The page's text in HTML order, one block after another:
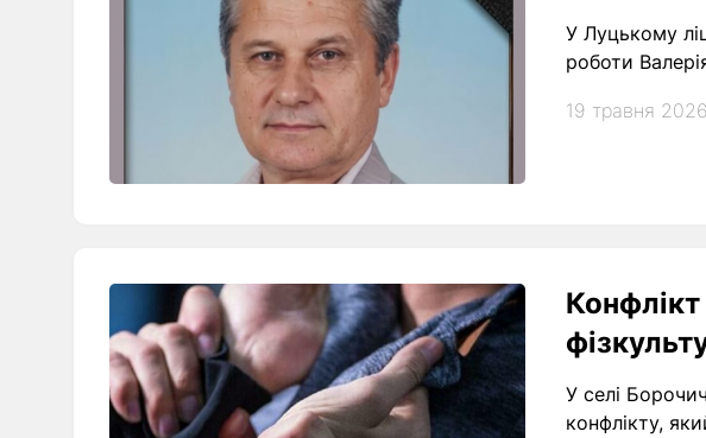
У Луцькому
роботи
19 травня
У селі
конфлікту,